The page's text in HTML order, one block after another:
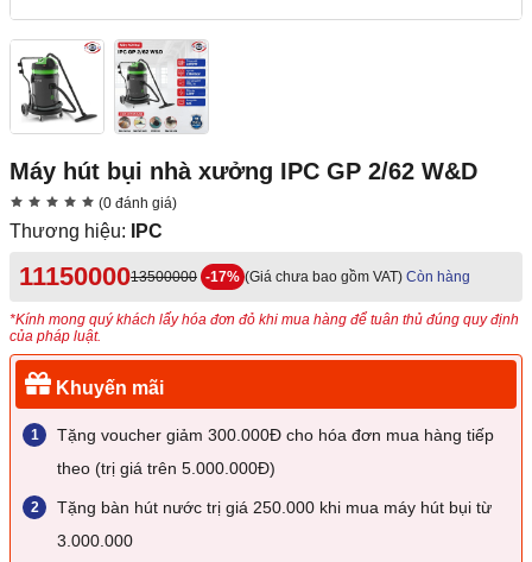
Máy hút bụi nhà xưởng IPC GP 2/62 W&D
(0 đánh giá)
Thương hiệu: IPC
1115000013500000 -17% (Giá chưa bao gồm VAT) Còn hàng
*Kính mong quý khách lấy hóa đơn đỏ khi mua hàng để tuân thủ đúng quy định
của pháp luật.
Khuyến mãi
Tặng voucher giảm 300.000Đ cho hóa đơn mua hàng tiếp
theo (trị giá trên 5.000.000Đ)
Tặng bàn hút nước trị giá 250.000 khi mua máy hút bụi từ
3.000.000